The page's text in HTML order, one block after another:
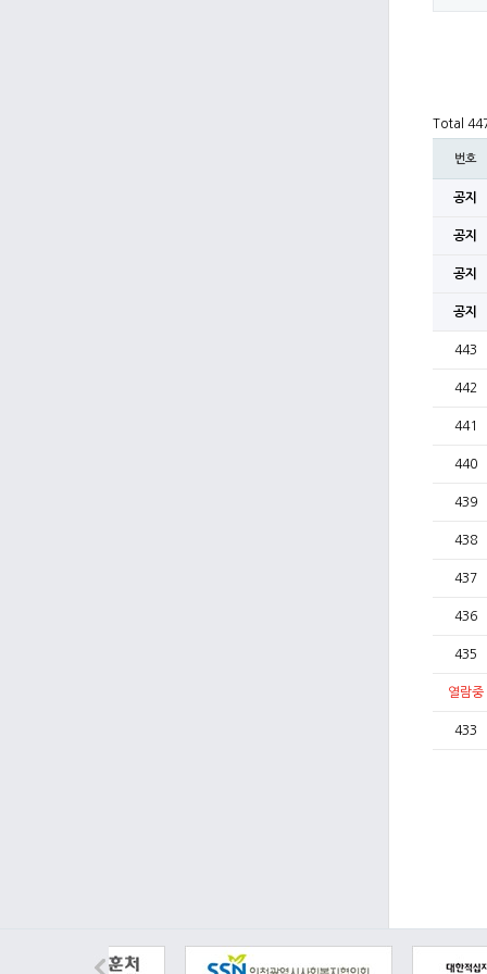
Total
번호
공지
공지
공지
공지
443
442
441
440
439
438
437
436
435
열람중
433